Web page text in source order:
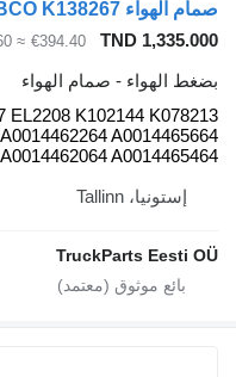
TND
€394.40
≈ $455.60
- صمام الهواء
K138267 EL2208 K102144
A0014462264
A0014462064
TruckParts